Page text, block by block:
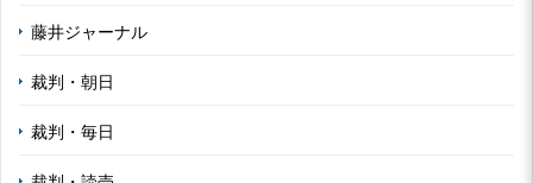
藤井ジャーナル
裁判・朝日
裁判・毎日